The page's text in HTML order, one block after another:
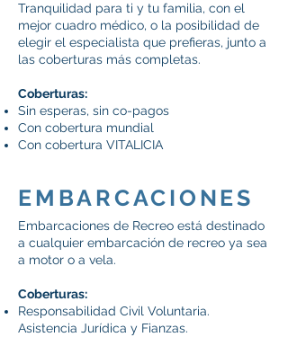
Tranquilidad para ti y tu familia, con el
mejor cuadro médico, o la posibilidad de
elegir el especialista que prefieras, junto a
las coberturas más completas.
Coberturas:
Sin esperas, sin co-pagos
Con cobertura mundial
Con cobertura VITALICIA
EMBARCACIONES
Embarcaciones de Recreo está destinado
a cualquier embarcación de recreo ya sea
a motor o a vela.
Coberturas:
Responsabilidad Civil Voluntaria.
Asistencia Jurídica y Fianzas.